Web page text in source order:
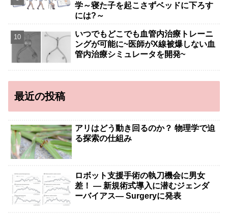
学～寝た子を起こさずベッドに下ろす
には?～
いつでもどこでも血管内治療トレーニ
ングが可能に~医師がX線被爆しない血
管内治療シミュレータを開発~
最近の投稿
アリはどう動き回るのか？ 物理学で迫
る探索の仕組み
ロボット支援手術の執刀機会に男女
差！ — 新規術式導入に潜むジェンダ
ーバイアス— Surgeryに発表